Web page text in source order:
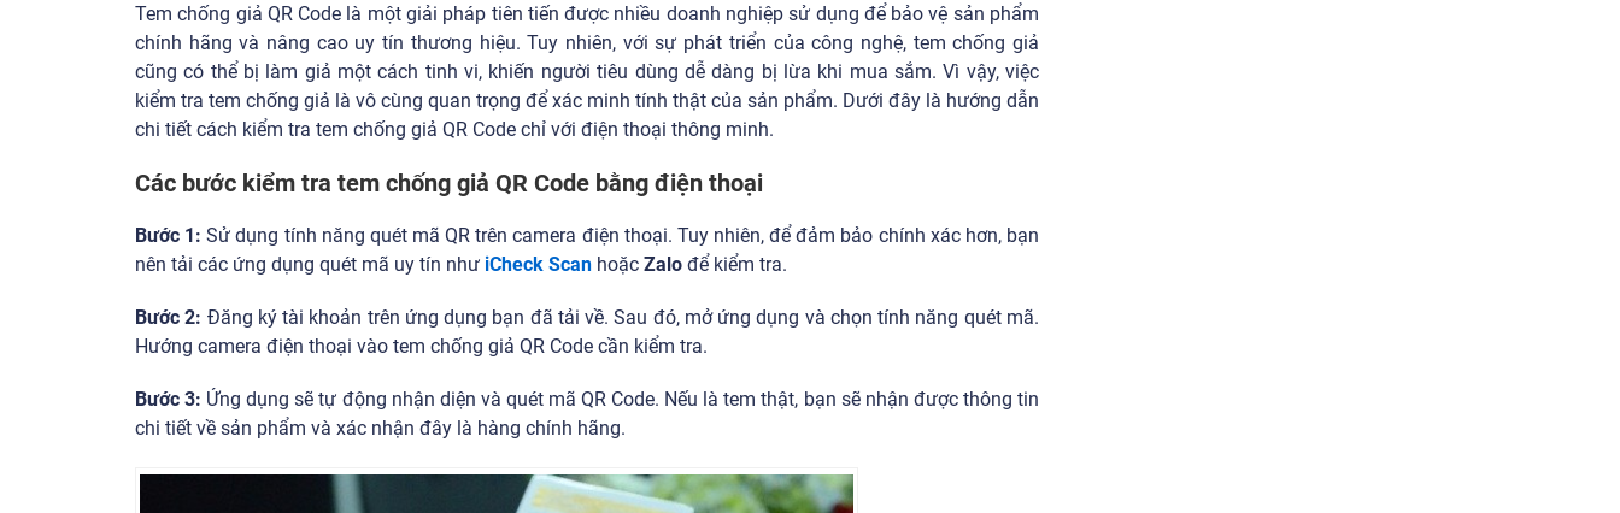
Tem chống giả QR Code là một giải pháp tiên tiến được nhiều doanh nghiệp sử dụng để bảo vệ sản phẩm
chính hãng và nâng cao uy tín thương hiệu. Tuy nhiên, với sự phát triển của công nghệ, tem chống giả
cũng có thể bị làm giả một cách tinh vi, khiến người tiêu dùng dễ dàng bị lừa khi mua sắm. Vì vậy, việc
kiểm tra tem chống giả là vô cùng quan trọng để xác minh tính thật của sản phẩm. Dưới đây là hướng dẫn
chi tiết cách kiểm tra tem chống giả QR Code chỉ với điện thoại thông minh.
Các bước kiểm tra tem chống giả QR Code bằng điện thoại
Bước 1: Sử dụng tính năng quét mã QR trên camera điện thoại. Tuy nhiên, để đảm bảo chính xác hơn, bạn
nên tải các ứng dụng quét mã uy tín như iCheck Scan hoặc Zalo để kiểm tra.
Bước 2: Đăng ký tài khoản trên ứng dụng bạn đã tải về. Sau đó, mở ứng dụng và chọn tính năng quét mã.
Hướng camera điện thoại vào tem chống giả QR Code cần kiểm tra.
Bước 3: Ứng dụng sẽ tự động nhận diện và quét mã QR Code. Nếu là tem thật, bạn sẽ nhận được thông tin
chi tiết về sản phẩm và xác nhận đây là hàng chính hãng.